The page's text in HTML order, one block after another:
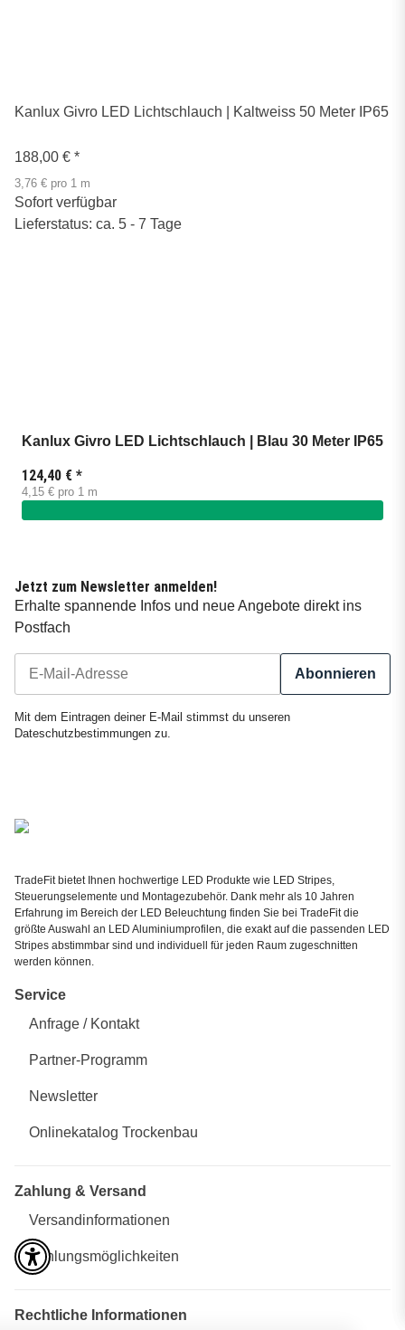
Kanlux Givro LED Lichtschlauch | Kaltweiss 50 Meter IP65
188,00 € *
3,76 € pro 1 m
Sofort verfügbar
Lieferstatus: ca. 5 - 7 Tage
Kanlux Givro LED Lichtschlauch | Blau 30 Meter IP65
124,40 € *
4,15 € pro 1 m
Jetzt zum Newsletter anmelden!
Erhalte spannende Infos und neue Angebote direkt ins
Postfach
Abonnieren
Mit dem Eintragen deiner E-Mail stimmst du unseren
Dateschutzbestimmungen zu.
TradeFit bietet Ihnen hochwertige LED Produkte wie LED Stripes,
Steuerungselemente und Montagezubehör. Dank mehr als 10 Jahren
Erfahrung im Bereich der LED Beleuchtung finden Sie bei TradeFit die
größte Auswahl an LED Aluminiumprofilen, die exakt auf die passenden LED
Stripes abstimmbar sind und individuell für jeden Raum zugeschnitten
werden können.
Service
Anfrage / Kontakt
Partner-Programm
Newsletter
Onlinekatalog Trockenbau
Zahlung & Versand
Versandinformationen
Zahlungsmöglichkeiten
Rechtliche Informationen